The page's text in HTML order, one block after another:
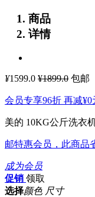
商品
详情
¥1599.0 ¥1899.0 包邮
会员专享96折 再减¥0
美的 10KG公斤洗衣
邮特惠会员，此商品
成为会员
促销 领取
选择颜色 尺寸